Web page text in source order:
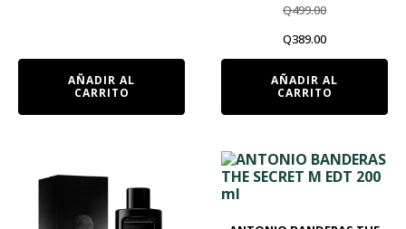
AÑADIR AL
CARRITO
Q499.00
El
original
Q499.00.
Q389.00El
actual
Q389.00.
AÑADIR AL
CARRITO